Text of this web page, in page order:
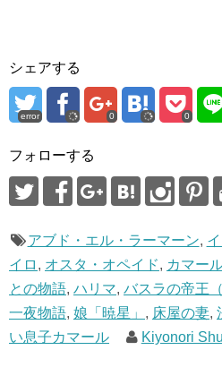
)
シェアする
error 0 0
フォローする
アブド・エル・ラーマーン,
イロ , オスタ・オペイド, カマー
との物語, ハリマ, バスラの帝王
一夜物語, 娘「暁星」 , 床屋の妻,
い息子カマール
Kiyonori